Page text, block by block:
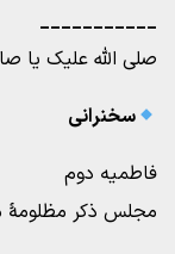
___________
صلی الله علیک یا
سخنرانی
فاطمیه دوم
مجلس ذکر مظلومۀ